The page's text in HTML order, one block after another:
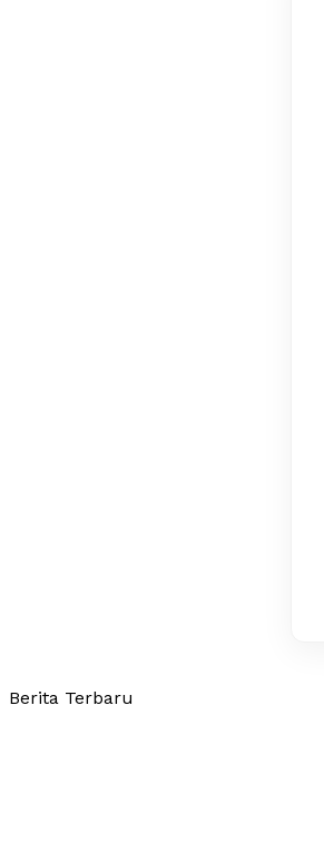
Berita Terbaru